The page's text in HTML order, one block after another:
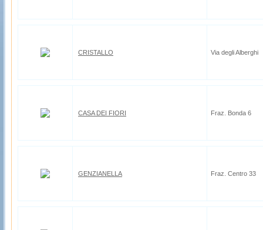
CRISTALLO Via degli Alberghi
CASA DEI FIORI Fraz. Bonda 6
GENZIANELLA Fraz. Centro 33